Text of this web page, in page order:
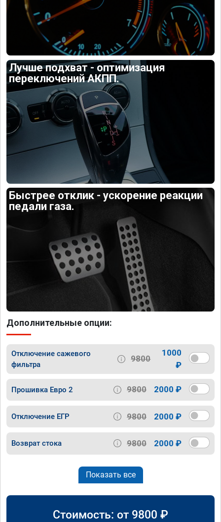
Лучше подхват - оптимизация
переключений АКПП.
Быстрее отклик - ускорение реакции
педали газа.
Дополнительные опции:
Отключение сажевого
фильтра
9800
1000
₽
Прошивка Евро 2 9800 2000 ₽
Отключение ЕГР 9800 2000 ₽
Возврат стока 9800 2000 ₽
Показать все
Стоимость: от 9800 ₽